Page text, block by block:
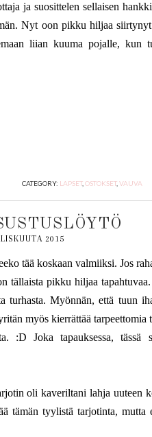
ja suosittelen sellaisen
Nyt oon pikku hiljaa siirtynyt
liian kuuma pojalle, kun
CATEGORY: LAPSET, OSTOKSET, VAUVA
2015
tää koskaan valmiiksi. Jos
pikku hiljaa
turhasta. Myönnän, että tuun
myös kierrättää
:D Joka tapauksessa,
oli kaveriltani lahja uuteen
tyylistä tarjotinta, mutta